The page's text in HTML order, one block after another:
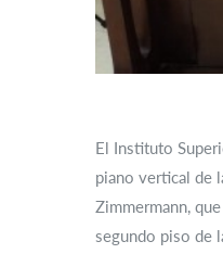
El Instituto
piano vertical de
Zimmermann,
segundo piso de